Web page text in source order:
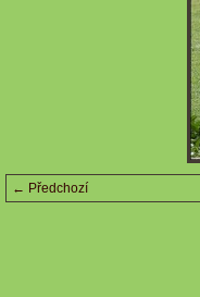
← Předchozí